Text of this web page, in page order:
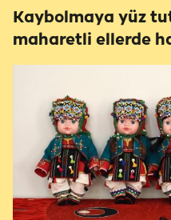
Kaybolmaya yüz
maharetli ellerde